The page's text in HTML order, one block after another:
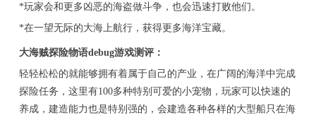
*玩家会和更多凶恶的海盗做斗争，也会迅速打败他们。
*在一望无际的大海上航行，获得更多海洋宝藏。
大海贼探险物语debug游戏测评：
轻轻松松的就能够拥有着属于自己的产业，在广阔的海洋中完成
探险任务，这里有100多种特别可爱的小宠物，玩家可以快速的
养成，建造能力也是特别强的，会建造各种各样的大型船只在海